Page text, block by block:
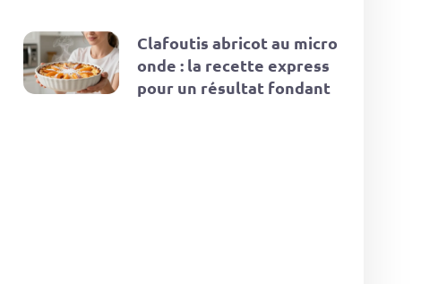
Clafoutis abricot au micro
onde : la recette express
pour un résultat fondant